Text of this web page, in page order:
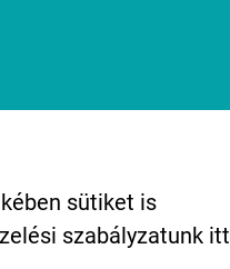
info@kreativtok.hu
sütiket is
szabályzatunk itt